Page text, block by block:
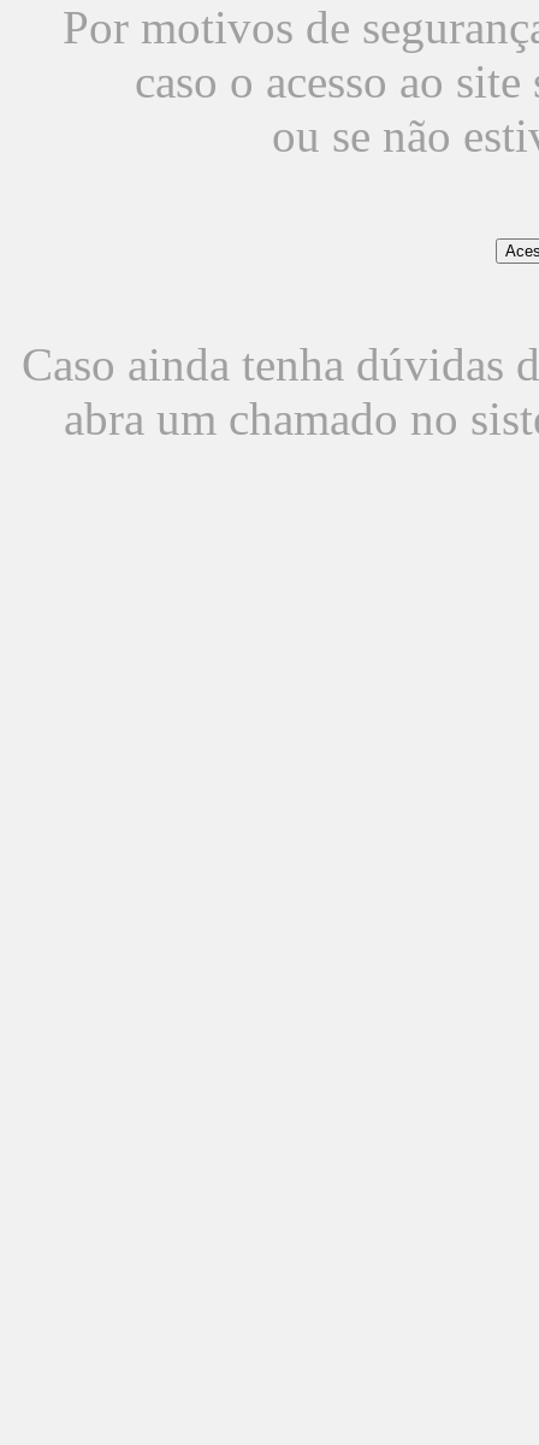
Por motivos de
caso o acesso ao
ou se não
Caso ainda tenha dúvidas
abra um chamado no